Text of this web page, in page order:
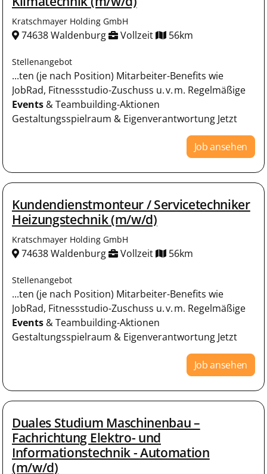
Kratschmayer Holding GmbH
74638 Waldenburg Vollzeit 56km
Stellenangebot
...ten (je nach Position) Mitarbeiter-Benefits wie
JobRad, Fitnessstudio-Zuschuss u. v. m. Regelmäßige
Events & Teambuilding-Aktionen
Gestaltungsspielraum & Eigenverantwortung Jetzt
Job ansehen
Kundendienstmonteur / Servicetechniker
Heizungstechnik (m/w/d)
Kratschmayer Holding GmbH
74638 Waldenburg Vollzeit 56km
Stellenangebot
...ten (je nach Position) Mitarbeiter-Benefits wie
JobRad, Fitnessstudio-Zuschuss u. v. m. Regelmäßige
Events & Teambuilding-Aktionen
Gestaltungsspielraum & Eigenverantwortung Jetzt
Job ansehen
Duales Studium Maschinenbau –
Fachrichtung Elektro- und
Informationstechnik - Automation
(m/w/d)